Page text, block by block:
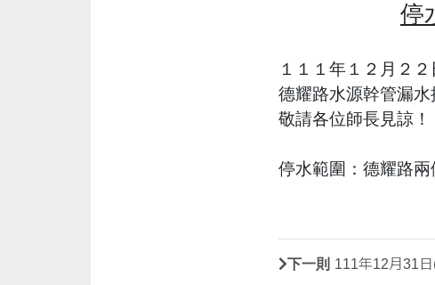
停
１１１年１２月２
德耀路水源幹管漏水
敬請各位師長見諒！
停水範圍：德耀路兩
下一則 111年12月31